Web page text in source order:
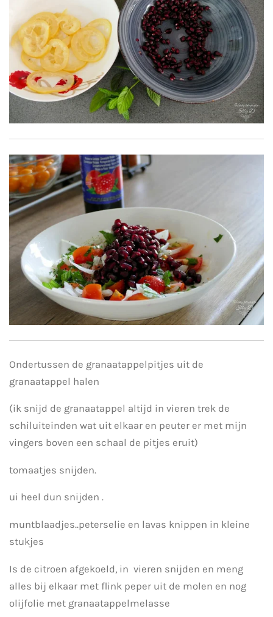
Ondertussen de granaatappelpitjes uit de
granaatappel halen
(ik snijd de granaatappel altijd in vieren trek de
schiluiteinden wat uit elkaar en peuter er met mijn
vingers boven een schaal de pitjes eruit)
tomaatjes snijden.
ui heel dun snijden .
muntblaadjes..peterselie en lavas knippen in kleine
stukjes
Is de citroen afgekoeld, in vieren snijden en meng
alles bij elkaar met flink peper uit de molen en nog
olijfolie met granaatappelmelasse